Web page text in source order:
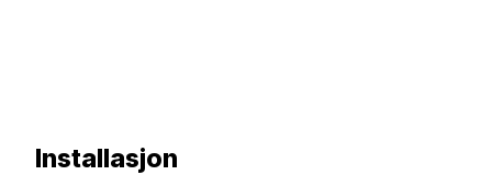
Installasjon